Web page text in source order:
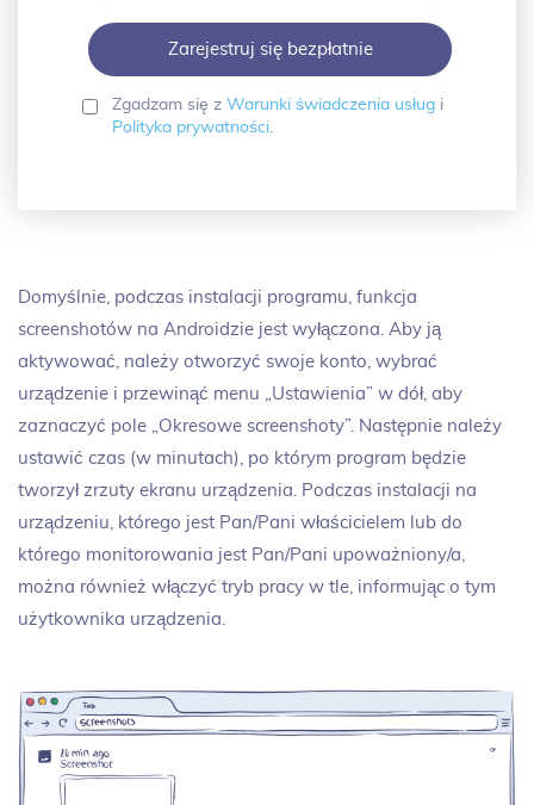
Zgadzam się z Warunki świadczenia usługi
Polityka prywatności.
Domyślnie, podczas instalacji programu, funkcja
screenshotów na Androidzie jest wyłączona. Aby ją
aktywować, należy otworzyć swoje konto, wybrać
urządzenie i przewinąć menu „Ustawienia” w dół, aby
zaznaczyć pole „Okresowe screenshoty”. Następnie należy
ustawić czas (w minutach), po którym program będzie
tworzył zrzuty ekranu urządzenia. Podczas instalacji na
urządzeniu, którego jest Pan/Pani właścicielem lub do
którego monitorowania jest Pan/Pani upoważniony/a,
można również włączyć tryb pracy w tle, informując o tym
użytkownika urządzenia.